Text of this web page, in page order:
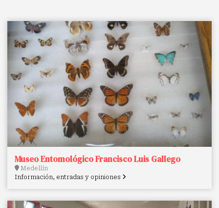
Museo Entomológico Francisco Luis Gallego
Medellín
Información, entradas y opiniones